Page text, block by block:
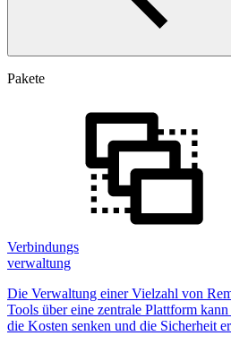
Pakete
Verbindungs
verwaltung
Die Verwaltung einer Vielzahl von
Tools über eine zentrale Plattform
die Kosten senken und die Sicherheit